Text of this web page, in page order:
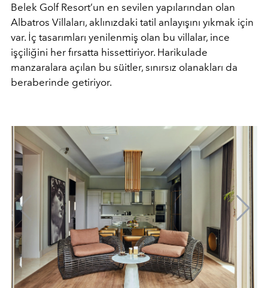
Belek Golf Resort’un en sevilen yapılarından olan
Albatros Villaları, aklınızdaki tatil anlayışını yıkmak için
var. İç tasarımları yenilenmiş olan bu villalar, ince
işçiliğini her fırsatta hissettiriyor. Harikulade
manzaralara açılan bu süitler, sınırsız olanakları da
beraberinde getiriyor.